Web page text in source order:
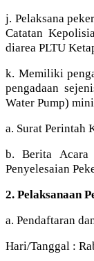
j. Pelaksana
Catatan
diarea PLTU
k. Memiliki
pengadaan
Water Pump)
a. Surat Perintah
b. Berita Acara
Penyelesaian
2. Pelaksanaan
a. Pendaftaran
Hari/Tanggal :